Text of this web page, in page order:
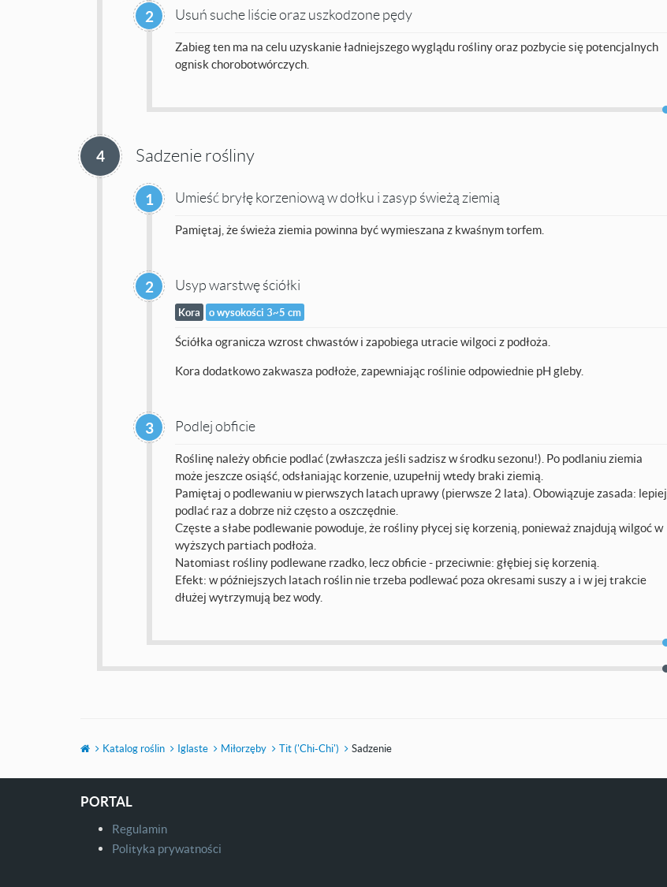
2 Usuń suche liście oraz uszkodzone pędy
Zabieg ten ma na celu uzyskanie ładniejszego wyglądu rośliny oraz pozbycie się potencjalnych
ognisk chorobotwórczych.
4 Sadzenie rośliny
1 Umieść bryłę korzeniową w dołku i zasyp świeżą ziemią
Pamiętaj, że świeża ziemia powinna być wymieszana z kwaśnym torfem.
2 Usyp warstwę ściółki
Kora o wysokości 3~5 cm
Ściółka ogranicza wzrost chwastów i zapobiega utracie wilgoci z podłoża.
Kora dodatkowo zakwasza podłoże, zapewniając roślinie odpowiednie pH gleby.
3 Podlej obficie
Roślinę należy obficie podlać (zwłaszcza jeśli sadzisz w środku sezonu!). Po podlaniu ziemia
może jeszcze osiąść, odsłaniając korzenie, uzupełnij wtedy braki ziemią.
Pamiętaj o podlewaniu w pierwszych latach uprawy (pierwsze 2 lata). Obowiązuje zasada: lepiej
podlać raz a dobrze niż często a oszczędnie.
Częste a słabe podlewanie powoduje, że rośliny płycej się korzenią, ponieważ znajdują wilgoć w
wyższych partiach podłoża.
Natomiast rośliny podlewane rzadko, lecz obficie - przeciwnie: głębiej się korzenią.
Efekt: w późniejszych latach roślin nie trzeba podlewać poza okresami suszy a i w jej trakcie
dłużej wytrzymują bez wody.
Katalog roślin Iglaste Miłorzęby Tit ('Chi-Chi') Sadzenie
PORTAL
Regulamin
Polityka prywatności